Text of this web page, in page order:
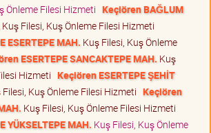
Önleme Filesi Hizmeti Keçiören BAĞLUM
Kuş Filesi, Kuş Önleme Filesi Hizmeti
ESERTEPE MAH. Kuş Filesi, Kuş Önleme
ESERTEPE SANCAKTEPE MAH. Kuş
Hizmeti Keçiören ESERTEPE ŞEHİT
Filesi, Kuş Önleme Filesi Hizmeti Keçiören
Kuş Filesi, Kuş Önleme Filesi Hizmeti
YÜKSELTEPE MAH. Kuş Filesi, Kuş Önleme